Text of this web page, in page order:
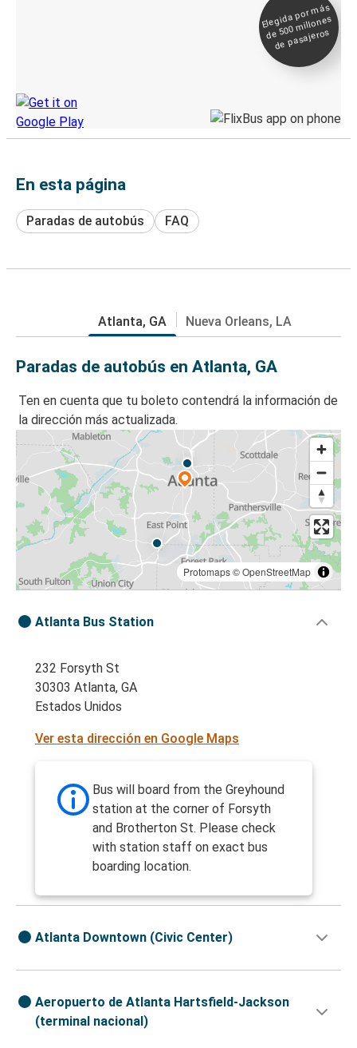
Elegida por
más
de 500
millones
de pasajeros
En esta página
Paradas de autobús FAQ
Atlanta, GA Nueva Orleans, LA
Paradas de autobús en Atlanta, GA
Ten en cuenta que tu boleto contendrá la información de
la dirección más actualizada.
Protomaps©OpenStreetMap
Atlanta Bus Station
232 Forsyth St
30303 Atlanta, GA
Estados Unidos
Ver esta dirección en Google Maps
Bus will board from the Greyhound
station at the corner of Forsyth
and Brotherton St. Please check
with station staff on exact bus
boarding location.
Atlanta Downtown (Civic Center)
Aeropuerto de Atlanta Hartsfield-Jackson
(terminal nacional)